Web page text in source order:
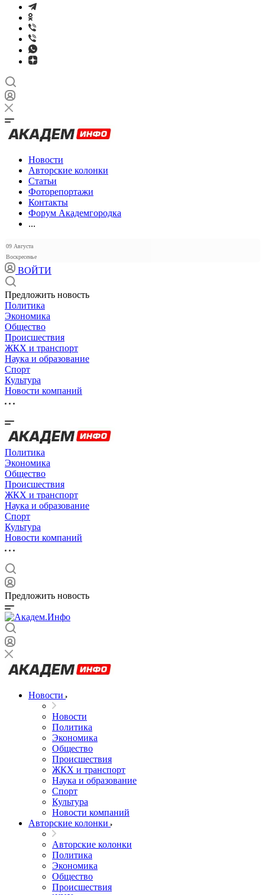
Новости
Авторские колонки
Статьи
Фоторепортажи
Контакты
Форум Академгородка
...
09 Августа
Воскресенье
ВОЙТИ
Предложить новость
Политика
Экономика
Общество
Происшествия
ЖКХ и транспорт
Наука и образование
Спорт
Культура
Новости компаний
Политика
Экономика
Общество
Происшествия
ЖКХ и транспорт
Наука и образование
Спорт
Культура
Новости компаний
Предложить новость
Новости
Новости
Политика
Экономика
Общество
Происшествия
ЖКХ и транспорт
Наука и образование
Спорт
Культура
Новости компаний
Авторские колонки
Авторские колонки
Политика
Экономика
Общество
Происшествия